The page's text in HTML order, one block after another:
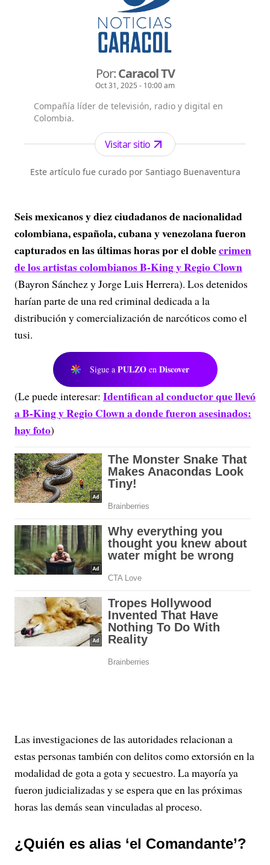
Por:Caracol TV
Oct 31, 2025 - 10:00 am
Compañía líder de televisión, radio y digital en
Colombia.
Visitar sitio
Este artículo fue curado por Santiago Buenaventura
Seis mexicanos y diez ciudadanos de nacionalidad
colombiana, española, cubana y venezolana fueron
capturados en las últimas horas por el doblecrimen
de los artistas colombianos B-King y Regio Clown
(Bayron Sánchez y Jorge Luis Herrera). Los detenidos
harían parte de una red criminal dedicada a la
distribución y comercialización de narcóticos como el
tusi.
Sigue a PULZO en Discover
(Le puede interesar: Identifican al conductor que llevó
a B-King y Regio Clown a donde fueron asesinados:
hay foto)
Las investigaciones de las autoridades relacionan a
estas personas también con delitos como extorsión en la
modalidad de gota a gota y secuestro. La mayoría ya
fueron judicializadas y se espera que en las próximas
horas las demás sean vinculadas al proceso.
¿Quién es alias ‘el Comandante’?